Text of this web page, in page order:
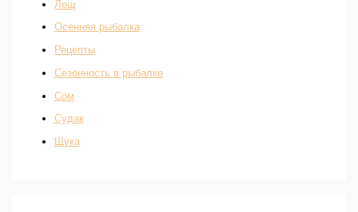
Лещ
Осенняя рыбалка
Рецепты
Сезонность в рыбалке
Сом
Судак
Щука